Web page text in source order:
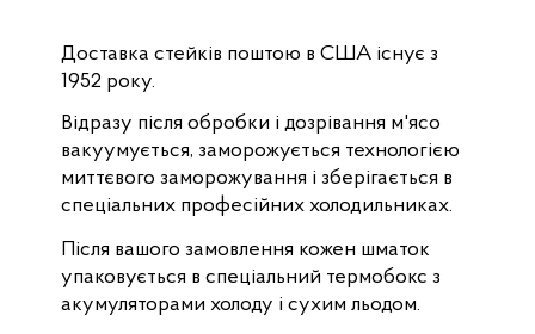
Доставка стейків поштою в США існує з
1952 року.
Після вашого замовлення кожен шматок
упаковується в спеціальний термобокс з
акумуляторами холоду і сухим льодом.
Відразу після обробки і дозрівання м'ясо
вакуумується, заморожується технологією
миттєвого заморожування і зберігається в
спеціальних професійних холодильниках.